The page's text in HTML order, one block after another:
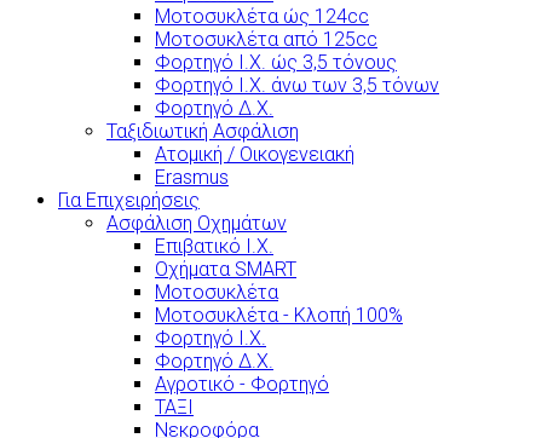
Μοτοσυκλέτα ώς 124cc
Μοτοσυκλέτα από 125cc
Φορτηγό Ι.Χ. ώς 3,5 τόνους
Φορτηγό Ι.Χ. άνω των 3,5 τόνων
Φορτηγό Δ.Χ.
Ταξιδιωτική Ασφάλιση
Ατομική / Οικογενειακή
Erasmus
Για Επιχειρήσεις
Ασφάλιση Οχημάτων
Επιβατικό Ι.Χ.
Οχήματα SMART
Μοτοσυκλέτα
Μοτοσυκλέτα - Κλοπή 100%
Φορτηγό Ι.Χ.
Φορτηγό Δ.Χ.
Αγροτικό - Φορτηγό
ΤΑΞΙ
Νεκροφόρα